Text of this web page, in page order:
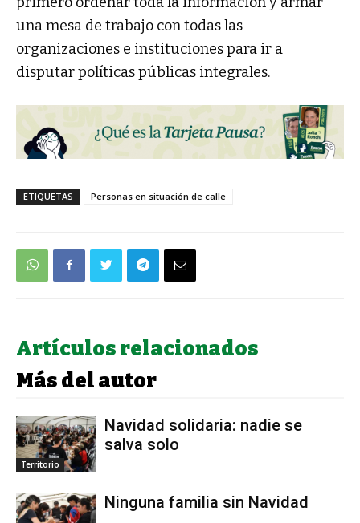
una mesa de trabajo con todas las
organizaciones e instituciones para ir a
disputar políticas públicas integrales.
ETIQUETAS Personas en situación de calle
Artículos relacionados
Más del autor
Territorio
Navidad solidaria: nadie se
salva solo
Ninguna familia sin Navidad